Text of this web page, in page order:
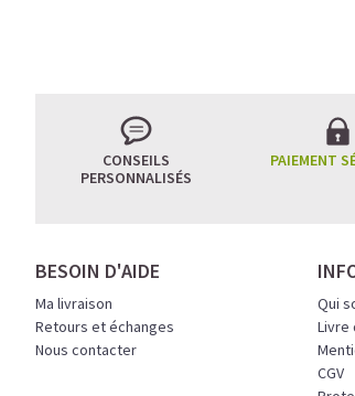
CONSEILS
PERSONNALISÉS
PAIEMENT
BESOIN D'AIDE
Ma livraison
Retours et échanges
Nous contacter
Qui
Livre
CGV